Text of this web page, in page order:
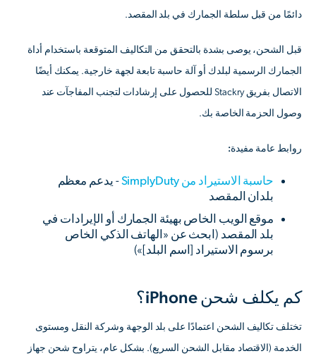
دائمًا من قبل سلطة الجمارك في بلد المقصد.
قبل الشحن، يوصى بشدة بالتحقق من التكاليف المتوقعة باستخدام أداة
الجمارك الرسمية لبلدك أو آلة حاسبة تابعة لجهة خارجية. يمكنك أيضًا
الاتصال بفريق Stackry للحصول على إرشادات لتجنب المفاجآت عند
وصول الحزمة الخاصة بك.
روابط عامة مفيدة:
حاسبة الاستيراد من SimplyDuty
- يدعم معظم
بلدان المقصد
موقع الويب الخاص بهيئة الجمارك أو الإيرادات في
بلد المقصد (ابحث عن «الهاتف الذكي الخاص
برسوم الاستيراد [اسم البلد]»)
كم يكلف شحن iPhone؟
تختلف تكاليف الشحن اعتمادًا على بلد الوجهة وشركة النقل ومستوى
الخدمة (الاقتصاد مقابل الشحن السريع). بشكل عام، يتراوح شحن جهاز